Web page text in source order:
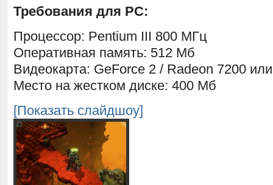
Требования для PC:
Процессор: Pentium III 800 МГц
Оперативная память: 512 Мб
Видеокарта: GeForce 2 / Radeon 7200
Место на жестком диске: 400 Мб
[Показать слайдшоу]